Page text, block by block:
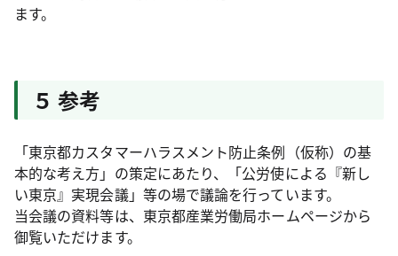
ます。
５ 参考
「東京都カスタマーハラスメント防止条例（仮称）の基
本的な考え方」の策定にあたり、「公労使による『新し
い東京』実現会議」等の場で議論を行っています。
当会議の資料等は、東京都産業労働局ホームページから
御覧いただけます。